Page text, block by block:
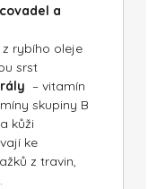
a
z rybího oleje
srst
– vitamín
skupiny B
kůži
ke
z travin,